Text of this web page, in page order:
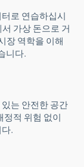
로 연습하십시
가상 돈으로 거
장 역학을 이해
니다.
는 안전한 공간
정적 위험 없이
.